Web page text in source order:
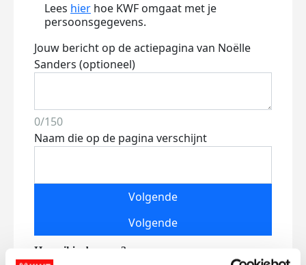
Lees hier hoe KWF omgaat met je
persoonsgegevens.
Jouw bericht op de actiepagina van Noëlle
Sanders (optioneel)
0/150
Naam die op de pagina verschijnt
Volgende
Volgende